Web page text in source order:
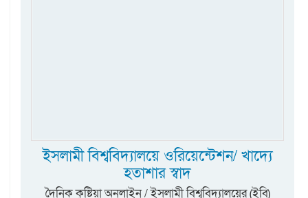
ইসলামী বিশ্ববিদ্যালয়ে ওরিয়েন্টেশন/ খাদ্যে
হতাশার স্বাদ
দৈনিক কুষ্টিয়া অনলাইন / ইসলামী বিশ্ববিদ্যালয়ের (ইবি)